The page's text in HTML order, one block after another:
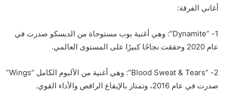
أغاني الفرقة:
1- “Dynamite”: وهي أغنية بوب مستوحاة من الديسكو صدرت في
عام 2020 وحققت نجاحًا كبيرًا على المستوى العالمي.
2- “Blood Sweat & Tears”: وهي أغنية من الألبوم الكامل “Wings”
صدرت في عام 2016، وتمتاز بالإيقاع الراقص والأداء القوي.